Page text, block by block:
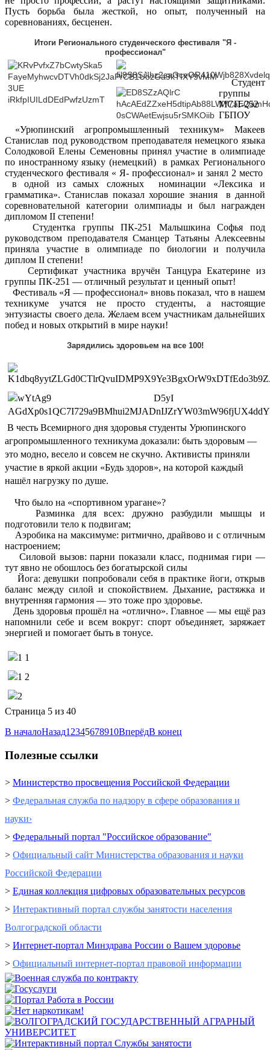
Пусть борьба была жесткой, но опыт, полученный на
соревнованиях, бесценен.
Итоги Регионального студенческого фестиваля "Я -
профессионал"
Студент
группы
МСП-252
ГБПОУ
«Урюпинский агропромышленный техникум» Макеев
Станислав под руководством преподавателя немецкого языка
Солодковой Елены Семеновны принял участие в олимпиаде
по иностранному языку (немецкий) в рамках Регионального
студенческого фестиваля « Я- профессионал» и занял 2 место
в одной из самых сложных номинации «Лексика и
грамматика». Станислав показал хорошие знания в данной
соревновательной категории олимпиады и был награжден
дипломом II степени!
Студентка группы ПК-251 Малышкина Софья под
руководством преподавателя Сманцер Татьяны Алексеевны
приняла участие в олимпиаде по биологии и получила
диплом II степени!
Сертификат участника вручён Танцура Екатерине из
группы ПК-251 — отличный результат и ценный опыт!
Фестиваль «Я — профессионал» вновь показал, что в нашем
техникуме учатся не просто студенты, а настоящие
энтузиасты своего дела. Желаем всем участникам дальнейших
побед и новых открытий в мире науки!
Зарядились здоровьем на все 100!
В честь Всемирного дня здоровья студенты Урюпинского
агропромышленного техникума доказали: быть здоровым —
это модно, весело и совсем не скучно. Активисты приняли
участие в яркой акции «Будь здоров», на которой каждый
нашёл нагрузку по душе.
Что было на «спортивном урагане»?
Разминка для всех: дружно разбудили мышцы и
подготовили тело к подвигам;
Аэробика на максимуме: ритмично, драйвово и с отличным
настроением;
Силовой вызов: парни показали класс, поднимая гири —
тут явно не обошлось без богатырской силы
Йога: девушки попробовали себя в практике йоги, открыв
баланс между силой и спокойствием. Дыхание, растяжка и
внутренняя гармония — это тоже про здоровье.
День здоровья прошёл на «отлично». Главное — мы ещё раз
напомнили себе и всем вокруг: спорт объединяет, заряжает
энергией и помогает быть в тонусе.
Страница 5 из 40
В началоНазад12345678910ВперёдВ конец
Полезные ссылки
> Министерство просвещения Российской Федерации
> Федеральная служба по надзору в сфере образования и
науки›
> Федеральный портал "Российское образование"
> Официальный сайт Министерства образования и науки
Российской Федерации
> Единая коллекция цифровых образовательных ресурсов
> Интерактивный портал cлужбы занятости населения
Волгоградской области
> Интернет-портал Минздрава России о Вашем здоровье
> Официальный интернет-портал правовой информации